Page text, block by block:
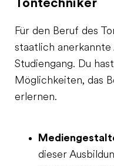
Tontechniker
Für den Beruf des
staatlich anerkannte
Studiengang. Du
Möglichkeiten, das
erlernen.
dieser